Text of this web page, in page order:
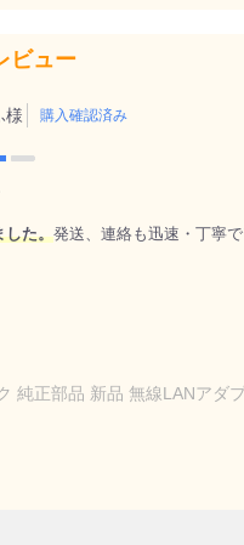
ビュー
様 購入確認済み
した。発送、連絡も迅速・丁寧
純正部品 新品 無線LANアダ